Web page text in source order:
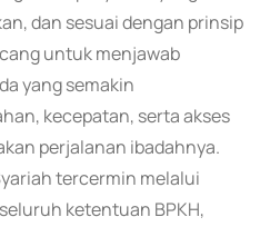
dan sesuai dengan prinsip
untuk menjawab
yang semakin
kecepatan, serta akses
perjalanan ibadahnya.
tercermin melalui
ketentuan BPKH,